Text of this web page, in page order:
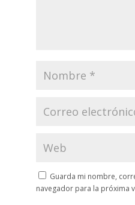
Guarda mi nombre,
navegador para la próxima